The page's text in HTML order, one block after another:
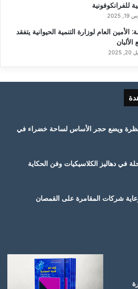
للفرانكوفونية
2025
الأمين العام لوزارة التنمية الحيوانية يتفقد
ويضع حجر الأساس لساحة خضراء في
في دهاليز الكلاسيكيات وفن الحكاية
شركات المقامرة على القمصان